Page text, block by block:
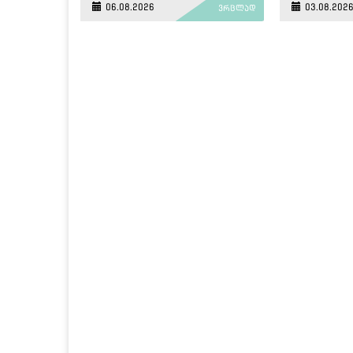
06.08.2026 ვრცლად 03.08.2026